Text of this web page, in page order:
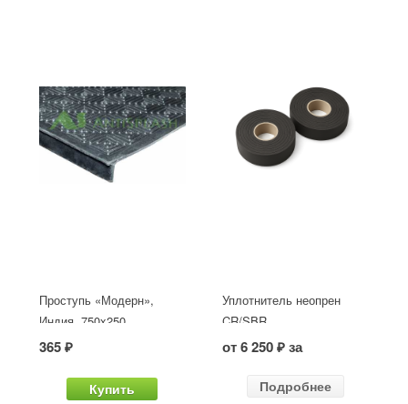
Проступь «Модерн»,
Индия, 750x250
365 ₽
Купить
Уплотнитель неопрен
CR/SBR
от 6 250 ₽ за
Подробнее